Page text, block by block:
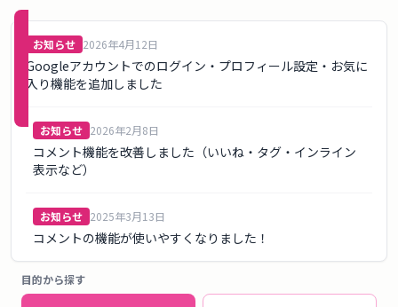
新規
登録
（無
お知らせ 2026年4月12日
Googleアカウントでのログイン・プロフィール設定・お気に
入り機能を追加しました
お知らせ 2026年2月8日
コメント機能を改善しました（いいね・タグ・インライン
表示など）
お知らせ 2025年3月13日
コメントの機能が使いやすくなりました！
目的から探す